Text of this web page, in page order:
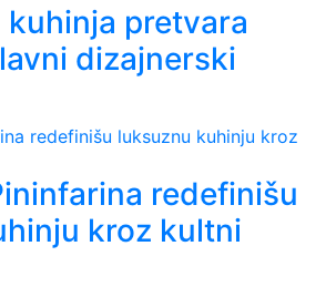
kuhinja pretvara
dizajnerski
redefinišu
kroz kultni